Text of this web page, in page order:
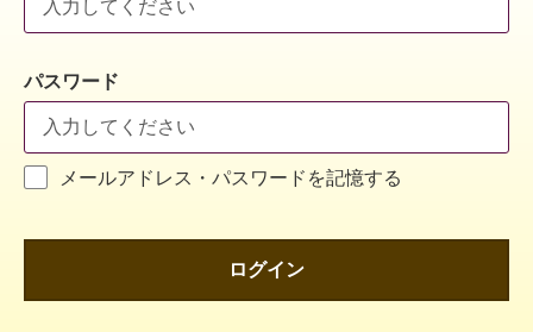
パスワード
メールアドレス・パスワードを記憶する
ログイン